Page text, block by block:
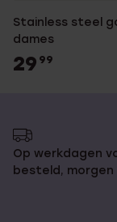
Stainless steel
dames
29 99
Op werkdagen
besteld, morgen